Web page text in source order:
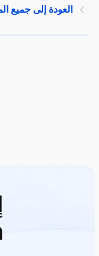
العودة إلى جميع